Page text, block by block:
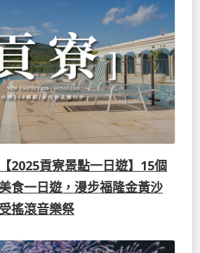
2025貢寮景點一日遊】15個
食一日遊，漫步福隆金黃沙
搖滾音樂祭